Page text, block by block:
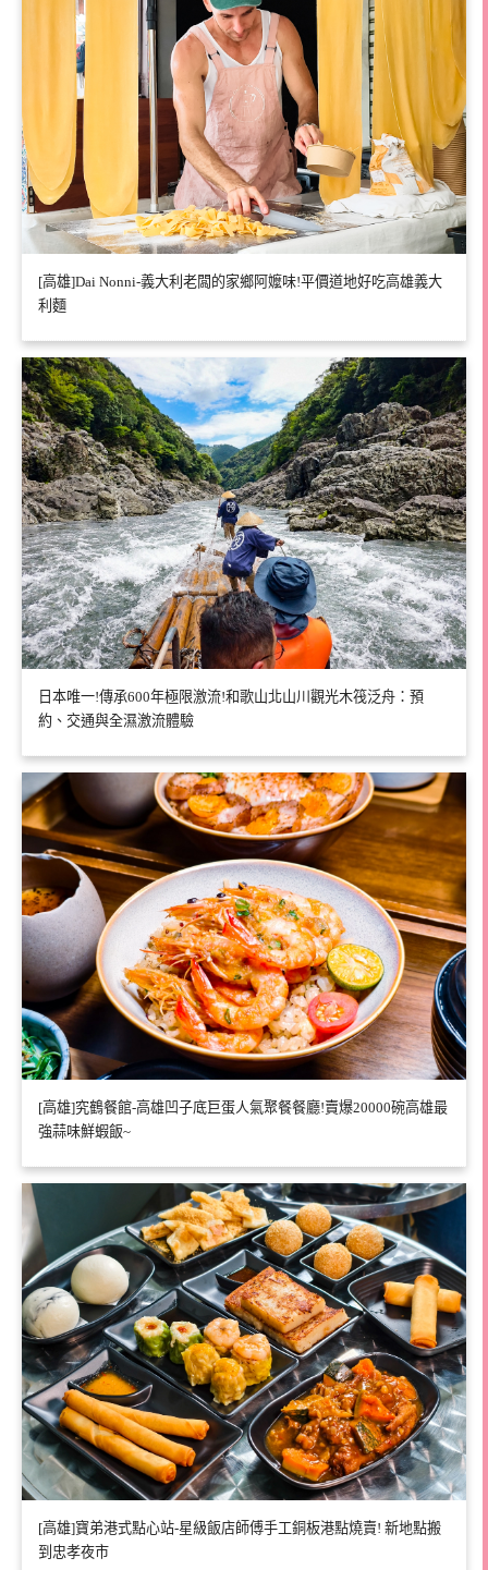
[高雄]Dai Nonni-義大利老闆的家鄉阿嬤味!平價道地好吃高雄義大
利麵
日本唯一!傳承600年極限激流!和歌山北山川觀光木筏泛舟：預
約、交通與全濕激流體驗
[高雄]究鶴餐館-高雄凹子底巨蛋人氣聚餐餐廳!賣爆20000碗高雄最
強蒜味鮮蝦飯~
[高雄]寶弟港式點心站-星級飯店師傅手工銅板港點燒賣! 新地點搬
到忠孝夜市